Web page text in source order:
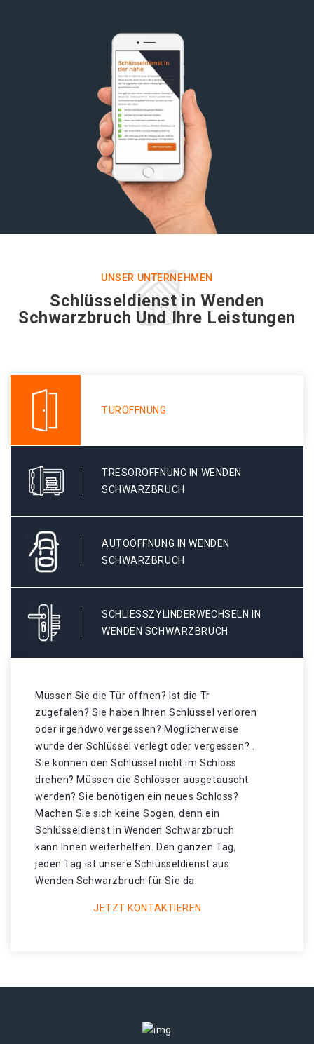
UNSER UNTERNEHMEN
Schlüsseldienst in Wenden
Schwarzbruch Und Ihre Leistungen
TÜRÖFFNUNG
TRESORÖFFNUNG IN WENDEN
SCHWARZBRUCH
AUTOÖFFNUNG IN WENDEN
SCHWARZBRUCH
SCHLIESSZYLINDERWECHSELN IN W
ENDEN SCHWARZBRUCH
Müssen Sie die Tür öffnen? Ist die Tr
zugefalen? Sie haben Ihren Schlüssel verloren
oder irgendwo vergessen? Möglicherweise
wurde der Schlüssel verlegt oder vergessen? .
Sie können den Schlüssel nicht im Schloss
drehen? Müssen die Schlösser ausgetauscht
werden? Sie benötigen ein neues Schloss?
Machen Sie sich keine Sogen, denn ein
Schlüsseldienst in Wenden Schwarzbruch
kann Ihnen weiterhelfen. Den ganzen Tag,
jeden Tag ist unsere Schlüsseldienst aus
Wenden Schwarzbruch für Sie da.
JETZT KONTAKTIEREN